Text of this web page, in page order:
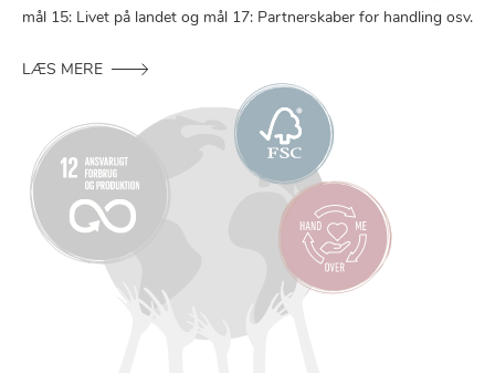
mål 15: Livet på landet og mål 17: Partnerskaber for handling osv.
LÆS MERE